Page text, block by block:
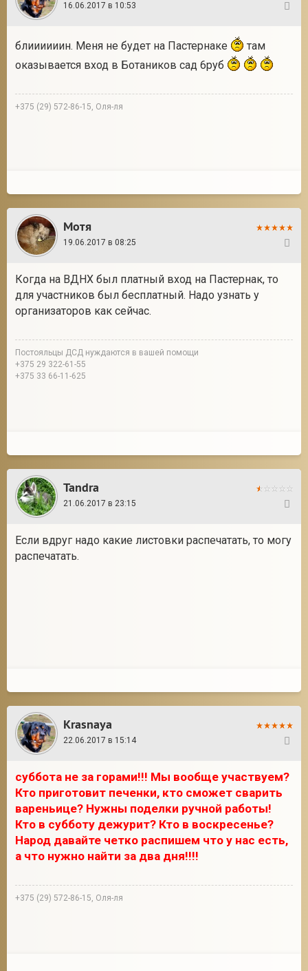
16.06.2017 в 10:53
блиииииин. Меня не будет на Пастернаке
там
оказывается вход в Ботаников сад 6руб
+375 (29) 572-86-15, Оля-ля
Мотя
19.06.2017 в 08:25
Когда на ВДНХ был платный вход на Пастернак, то
для участников был бесплатный. Надо узнать у
организаторов как сейчас.
Постояльцы ДСД нуждаются в вашей помощи
+375 29 322-61-55
+375 33 66-11-625
Tandra
21.06.2017 в 23:15
Если вдруг надо какие листовки распечатать, то могу
распечатать.
Krasnaya
22.06.2017 в 15:14
суббота не за горами!!! Мы вообще участвуем?
Кто приготовит печенки, кто сможет сварить
вареньице? Нужны поделки ручной работы!
Кто в субботу дежурит? Кто в воскресенье?
Народ давайте четко распишем что у нас есть,
а что нужно найти за два дня!!!!
+375 (29) 572-86-15, Оля-ля